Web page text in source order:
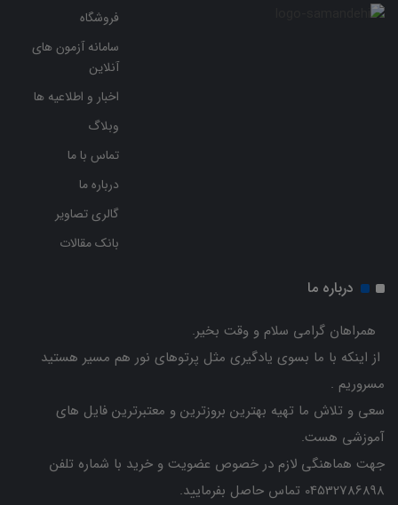
فروشگاه
سامانه آزمون های
آنلاین
اخبار و اطلاعیه ها
وبلاگ
تماس با ما
درباره ما
گالری تصاویر
بانک مقالات
درباره ما
همراهان گرامی سلام و وقت بخیر.
از اینکه با ما بسوی یادگیری مثل پرتوهای نور هم مسیر هستید
مسروریم .
سعی و تلاش ما تهیه بهترین بروزترین و معتبرترین فایل های
آموزشی هست.
جهت هماهنگی لازم در خصوص عضویت و خرید با شماره تلفن
04532786898 تماس حاصل بفرمایید.